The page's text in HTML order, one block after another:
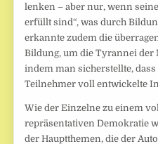
lenken – aber nur, wenn
erfüllt sind“, was durch
erkannte zudem die
Bildung, um die Tyrannei
indem man sicherstellte,
Teilnehmer voll entwickelte
Wie der Einzelne zu einem
repräsentativen Demokratie
der Hauptthemen, die der